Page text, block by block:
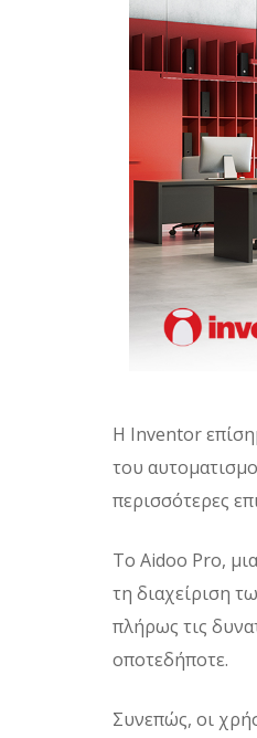
H Inventor
του
περισσότερες
Το Aidoo Pro,
τη διαχείριση
πλήρως τις
οποτεδήποτε.
Συνεπώς, οι